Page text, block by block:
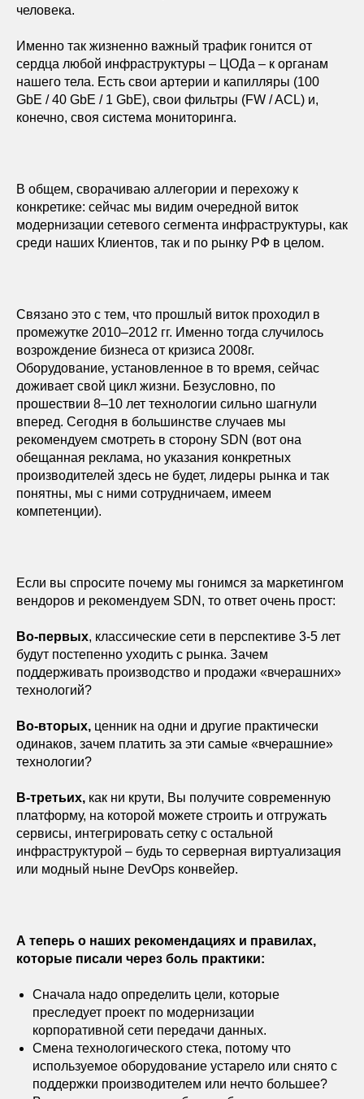
человека.
Именно так жизненно важный трафик гонится от
сердца любой инфраструктуры – ЦОДа – к органам
нашего тела. Есть свои артерии и капилляры (100
GbE / 40 GbE / 1 GbE), свои фильтры (FW / ACL) и,
конечно, своя система мониторинга.
В общем, сворачиваю аллегории и перехожу к
конкретике: сейчас мы видим очередной виток
модернизации сетевого сегмента инфраструктуры, как
среди наших Клиентов, так и по рынку РФ в целом.
Связано это с тем, что прошлый виток проходил в
промежутке 2010–2012 гг. Именно тогда случилось
возрождение бизнеса от кризиса 2008г.
Оборудование, установленное в то время, сейчас
доживает свой цикл жизни. Безусловно, по
прошествии 8–10 лет технологии сильно шагнули
вперед. Сегодня в большинстве случаев мы
рекомендуем смотреть в сторону SDN (вот она
обещанная реклама, но указания конкретных
производителей здесь не будет, лидеры рынка и так
понятны, мы с ними сотрудничаем, имеем
компетенции).
Если вы спросите почему мы гонимся за маркетингом
вендоров и рекомендуем SDN, то ответ очень прост:
Во-первых, классические сети в перспективе 3-5 лет
будут постепенно уходить с рынка. Зачем
поддерживать производство и продажи «вчерашних»
технологий?
Во-вторых, ценник на одни и другие практически
одинаков, зачем платить за эти самые «вчерашние»
технологии?
В-третьих, как ни крути, Вы получите современную
платформу, на которой можете строить и отгружать
сервисы, интегрировать сетку с остальной
инфраструктурой – будь то серверная виртуализация
или модный ныне DevOps конвейер.
А теперь о наших рекомендациях и правилах,
которые писали через боль практики:
Сначала надо определить цели, которые
преследует проект по модернизации
корпоративной сети передачи данных.
Смена технологического стека, потому что
используемое оборудование устарело или снято с
поддержки производителем или нечто большее?